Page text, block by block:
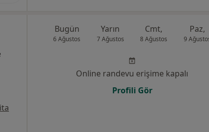
Bugün
6 Ağustos
Yarın
7 Ağustos
Cmt,
8 Ağustos
Paz,
9
Online randevu erişime kapalı
Profili Gör